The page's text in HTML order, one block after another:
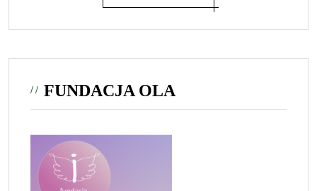
FUNDACJA OLA